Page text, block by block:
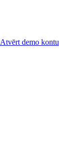
Atvērt demo kontu